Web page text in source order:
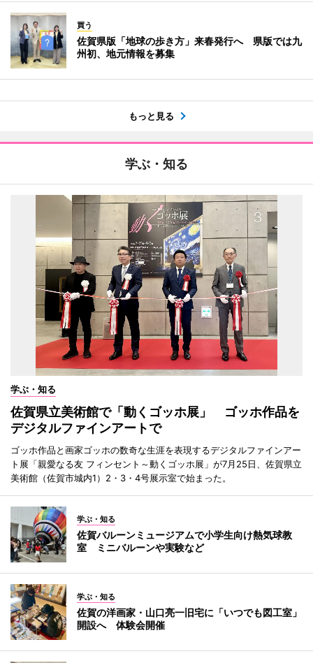
買う
佐賀県版「地球の歩き方」来春発行へ 県版では九
州初、地元情報を募集
もっと見る
学ぶ・知る
学ぶ・知る
佐賀県立美術館で「動くゴッホ展」 ゴッホ作品を
デジタルファインアートで
ゴッホ作品と画家ゴッホの数奇な生涯を表現するデジタルファインアー
ト展「親愛なる友 フィンセント～動くゴッホ展」が7月25日、佐賀県立
美術館（佐賀市城内1）2・3・4号展示室で始まった。
学ぶ・知る
佐賀バルーンミュージアムで小学生向け熱気球教
室 ミニバルーンや実験など
学ぶ・知る
佐賀の洋画家・山口亮一旧宅に「いつでも図工室」
開設へ 体験会開催